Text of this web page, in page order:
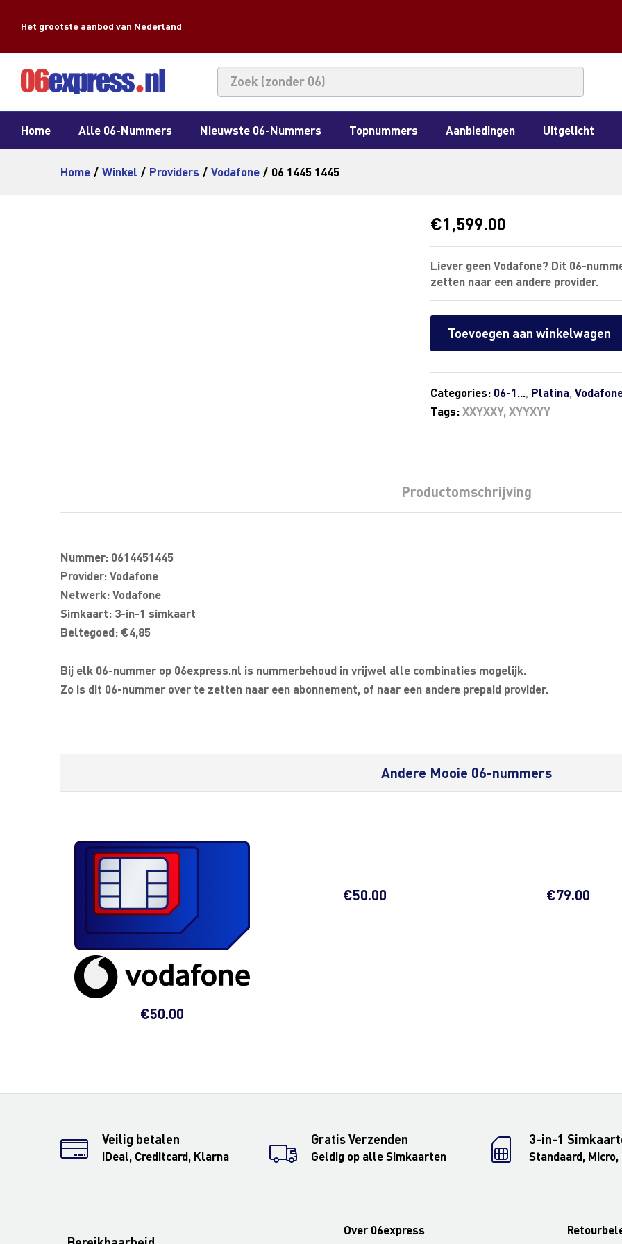
Het grootste aanbod van Nederland
Home Alle 06-Nummers Nieuwste 06-Nummers Topnummers Aanbiedingen Uitgelicht
Home / Winkel / Providers / Vodafone / 06 1445 1445
€1,599.00
Liever geen Vodafone? Dit 06-
zetten naar een andere provider.
Toevoegen aan winkelwagen
Categories: 06-1..., Platina,
Tags:XXYXXY,XYYXYY
Productomschrijving
Nummer: 0614451445
Provider: Vodafone
Netwerk: Vodafone
Simkaart: 3-in-1 simkaart
Beltegoed: €4,85
Bij elk 06-nummer op 06express.nl is nummerbehoud in vrijwel alle combinaties mogelijk.
Zo is dit 06-nummer over te zetten naar een abonnement, of naar een andere prepaid provider.
Andere Mooie 06-nummers
€50.00
€50.00 €79.00
Veilig betalen
iDeal, Creditcard, Klarna
Gratis Verzenden
Geldig op alle Simkaarten
3-in-1
Standaard, Micro,
Over 06express